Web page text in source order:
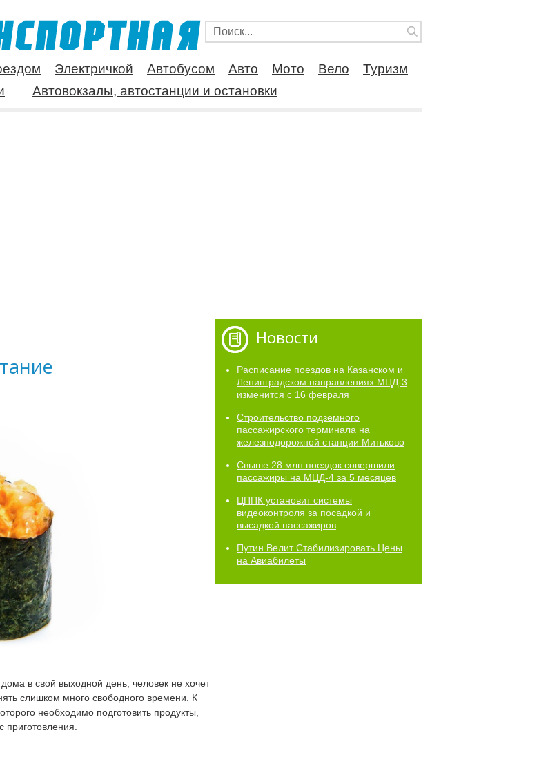
Электричкой Автобусом Авто Мото Вело
Туризм
Автовокзалы, автостанции и остановки
в свой выходной день, человек не хочет
слишком много свободного времени. К
необходимо подготовить продукты,
Новости
Расписание поездов на Казанском и
Ленинградском направлениях МЦД-3
изменится с 16 февраля
Строительство подземного
пассажирского терминала на
железнодорожной станции Митьково
Свыше 28 млн поездок совершили
пассажиры на МЦД-4 за 5 месяцев
ЦППК установит системы
видеоконтроля за посадкой и
высадкой пассажиров
Путин Велит Стабилизировать Цены
на Авиабилеты